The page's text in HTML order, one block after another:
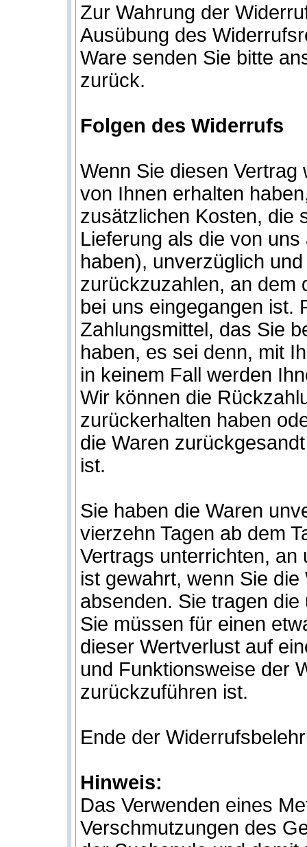
Zur Wahrung der
Ausübung des
Ware senden Sie bitte
zurück.
Folgen des Widerrufs
Wenn Sie diesen
von Ihnen erhalten
zusätzlichen Kosten, die
Lieferung als die von
haben), unverzüglich
zurückzuzahlen, an dem
bei uns eingegangen ist.
Zahlungsmittel, das Sie
haben, es sei denn, mit
in keinem Fall werden
Wir können die
zurückerhalten haben
die Waren
ist.
Sie haben die Waren
vierzehn Tagen ab dem
Vertrags unterrichten,
ist gewahrt, wenn Sie
absenden. Sie tragen
Sie müssen für einen
dieser Wertverlust auf
und Funktionsweise der
zurückzuführen ist.
Ende der
Hinweis:
Das Verwenden eines
Verschmutzungen des